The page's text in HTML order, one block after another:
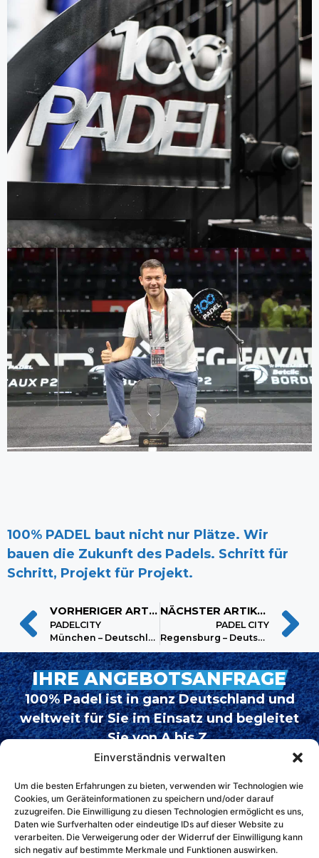
Einverständnis verwalten
Um die besten Erfahrungen zu bieten, verwenden wir Technologien wie
Cookies, um Geräteinformationen zu speichern und/oder darauf
zuzugreifen. Die Einwilligung zu diesen Technologien ermöglicht es uns,
Daten wie Surfverhalten oder eindeutige IDs auf dieser Website zu
verarbeiten. Die Verweigerung oder der Widerruf der Einwilligung kann
sich negativ auf bestimmte Merkmale und Funktionen auswirken.
100% PADEL baut nicht nur Plätze. Wir
bauen die Zukunft des Padels. Schritt für
Schritt, Projekt für Projekt.
VORHERIGER ARTIKEL
PADELCITY
München – Deutschland
NÄCHSTER ARTIKEL
PADEL CITY
Regensburg – Deutschland
IHRE ANGEBOTSANFRAGE
100% Padel ist in ganz Deutschland und
weltweit für Sie im Einsatz und begleitet
Sie von A bis Z.
Unsere Anlagen sind garantiert, und wir
sicher. Auf Wunsch bieten wir zudem
einen Wartungsvertrag an, um die
Langlebigkeit Ihrer Plätze zu
gewährleisten.